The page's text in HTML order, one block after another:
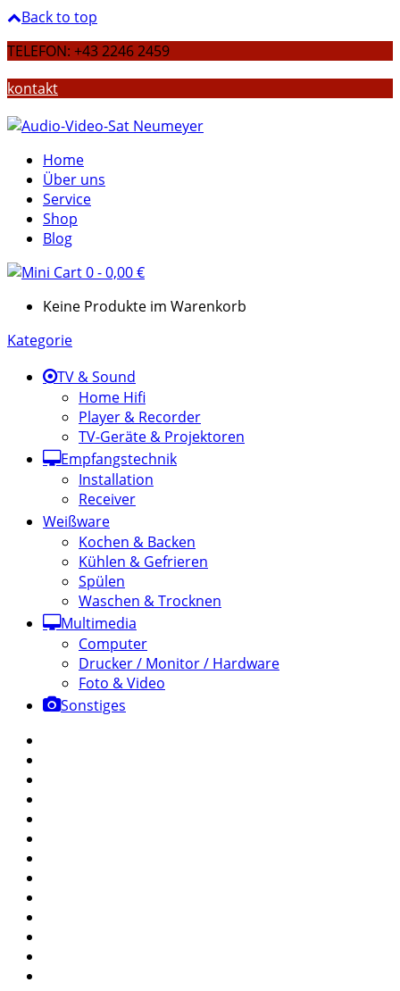
Back to top
TELEFON: +43 2246 2459
kontakt
Home
Über uns
Service
Shop
Blog
0-0,00€
Keine Produkte im Warenkorb
Kategorie
TV & Sound
Home Hifi
Player & Recorder
TV-Geräte & Projektoren
Empfangstechnik
Installation
Receiver
Weißware
Kochen & Backen
Kühlen & Gefrieren
Spülen
Waschen & Trocknen
Multimedia
Computer
Drucker / Monitor / Hardware
Foto & Video
Sonstiges